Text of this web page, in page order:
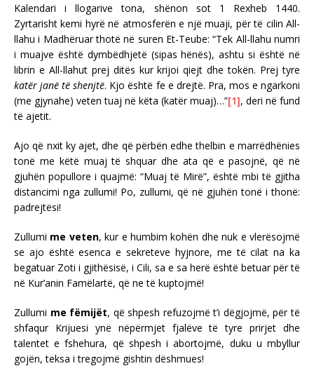
Kalendari i llogarive tona, shënon sot 1 Rexheb 1440.
Zyrtarisht kemi hyrë në atmosferën e një muaji, për të cilin All-
llahu i Madhëruar thotë në suren Et-Teube: “Tek All-llahu numri
i muajve është dymbëdhjetë (sipas hënës), ashtu si është në
librin e All-llahut prej ditës kur krijoi qiejt dhe tokën. Prej tyre
katër janë të shenjtë. Kjo është fe e drejtë. Pra, mos e ngarkoni
(me gjynahe) veten tuaj në këta (katër muaj)…”[1], deri në fund
të ajetit.
Ajo që nxit ky ajet, dhe që përbën edhe thelbin e marrëdhënies
tonë me këtë muaj të shquar dhe ata që e pasojnë, që në
gjuhën popullore i quajmë: “Muaj të Mirë”, është mbi të gjitha
distancimi nga zullumi! Po, zullumi, që në gjuhën tonë i thonë:
padrejtësi!
Zullumi me veten, kur e humbim kohën dhe nuk e vlerësojmë
se ajo është esenca e sekreteve hyjnore, me të cilat na ka
begatuar Zoti i gjithësisë, i Cili, sa e sa herë është betuar për të
në Kur’anin Famëlartë, që ne të kuptojmë!
Zullumi me fëmijët, që shpesh refuzojmë t’i dëgjojmë, për të
shfaqur Krijuesi ynë nëpërmjet fjalëve të tyre prirjet dhe
talentet e fshehura, që shpesh i abortojmë, duku u mbyllur
gojën, teksa i tregojmë gishtin dëshmues!